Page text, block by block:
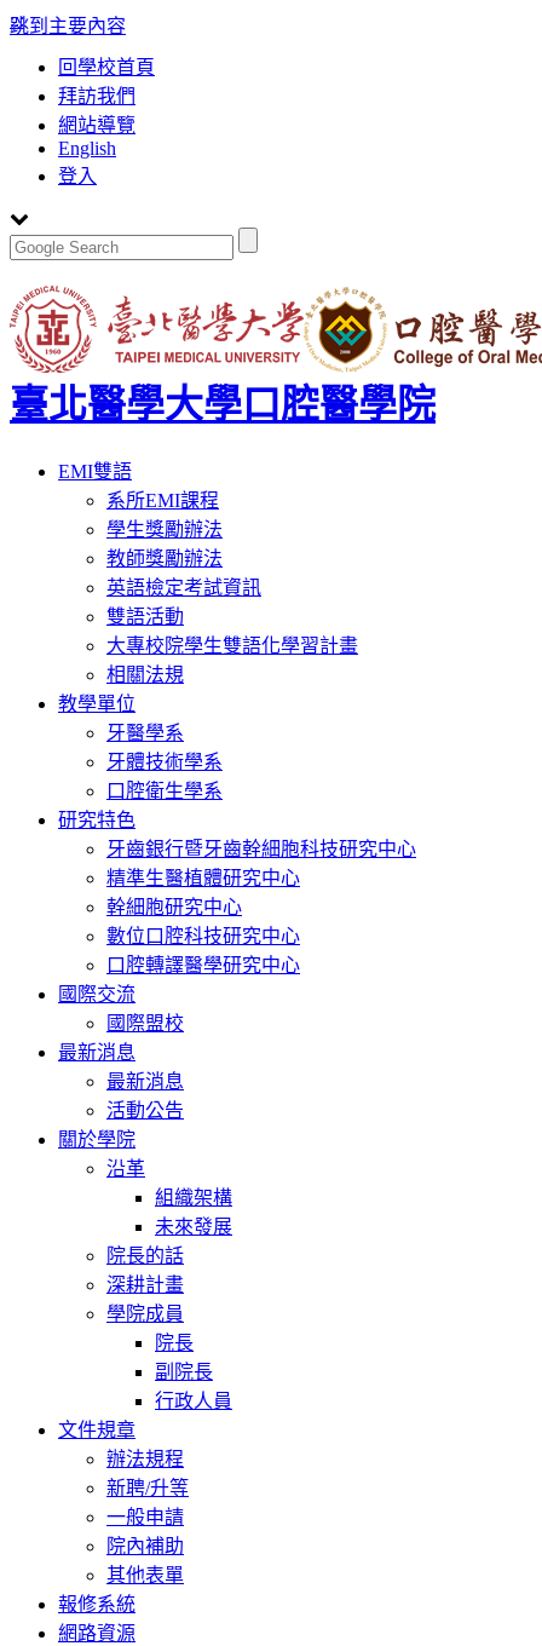
跳到主要內容
:::
回學校首頁
拜訪我們
網站導覽
English
登入
臺北醫學大學口腔醫學院
Toggle
navigation
EMI雙語
系所EMI課程
學生獎勵辦法
教師獎勵辦法
英語檢定考試資訊
雙語活動
大專校院學生雙語化學習計畫
相關法規
教學單位
牙醫學系
牙體技術學系
口腔衛生學系
研究特色
牙齒銀行暨牙齒幹細胞科技研究中心
精準生醫植體研究中心
幹細胞研究中心
數位口腔科技研究中心
口腔轉譯醫學研究中心
國際交流
國際盟校
最新消息
最新消息
活動公告
關於學院
沿革
組織架構
未來發展
院長的話
深耕計畫
學院成員
院長
副院長
行政人員
文件規章
辦法規程
新聘/升等
一般申請
院內補助
其他表單
報修系統
網路資源